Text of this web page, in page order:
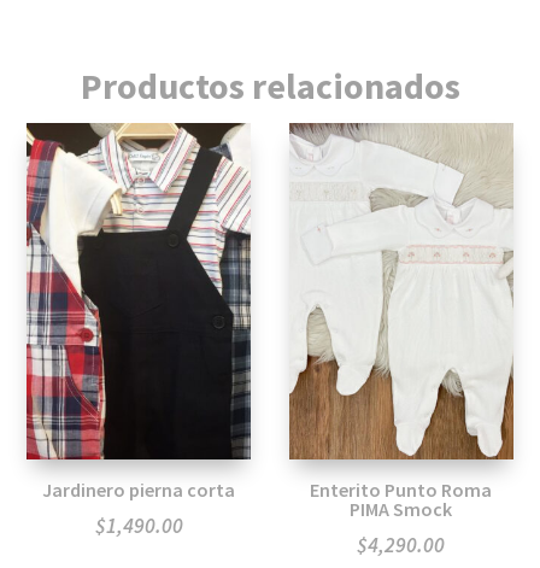
Productos relacionados
Jardinero pierna corta
$1,490.00
Enterito Punto Roma
PIMA Smock
$4,290.00